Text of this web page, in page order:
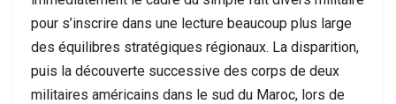
pour s’inscrire dans une lecture beaucoup plus large
des équilibres stratégiques régionaux. La disparition,
puis la découverte successive des corps de deux
militaires américains dans le sud du Maroc, lors de